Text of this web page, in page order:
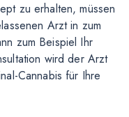
zu erhalten, müssen
Arzt in zum
zum Beispiel Ihr
wird der Arzt
Cannabis für Ihre